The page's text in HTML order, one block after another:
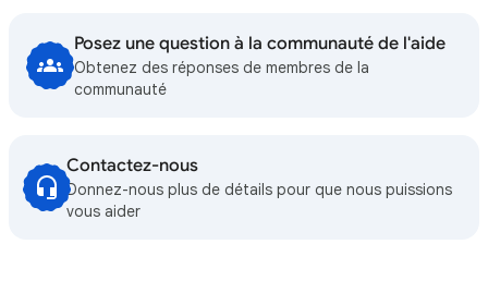
Posez une question à la communauté de l'aide
Obtenez des réponses de membres de la
communauté
Contactez-nous
Donnez-nous plus de détails pour que nous puissions
vous aider